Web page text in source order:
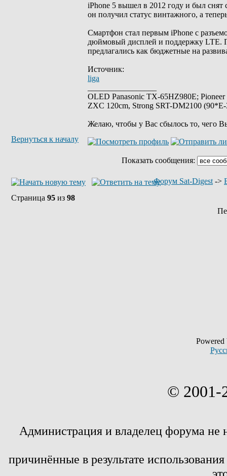
iPhone 5 вышел в 2012 году и был снят
он получил статус винтажного, а
Смартфон стал первым iPhone с
дюймовый дисплей и поддержку LTE.
предлагались как бюджетные на
Источник:
liga
OLED Panasonic TX-65HZ980E;
ZXC 120cm, Strong SRT-DM2100
Желаю, чтобы у Вас сбылось то, чего
Вернуться к началу
Показать сообщения:
Форум Sat-Digest ->
Страница 95 из 98
© 2001-
Администрация и владелец форума не
причинённые в результате